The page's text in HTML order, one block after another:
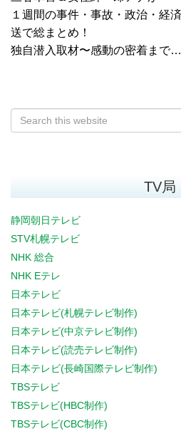
１週間の事件・事故・政治・経
送で総まとめ！
独自潜入取材〜感動の密着まで
TV局
静岡朝日テレビ
STV札幌テレビ
NHK 総合
NHK Eテレ
日本テレビ
日本テレビ(札幌テレビ制作)
日本テレビ(中京テレビ制作)
日本テレビ(読売テレビ制作)
日本テレビ(長崎国際テレビ制作)
TBSテレビ
TBSテレビ(HBC制作)
TBSテレビ(CBC制作)